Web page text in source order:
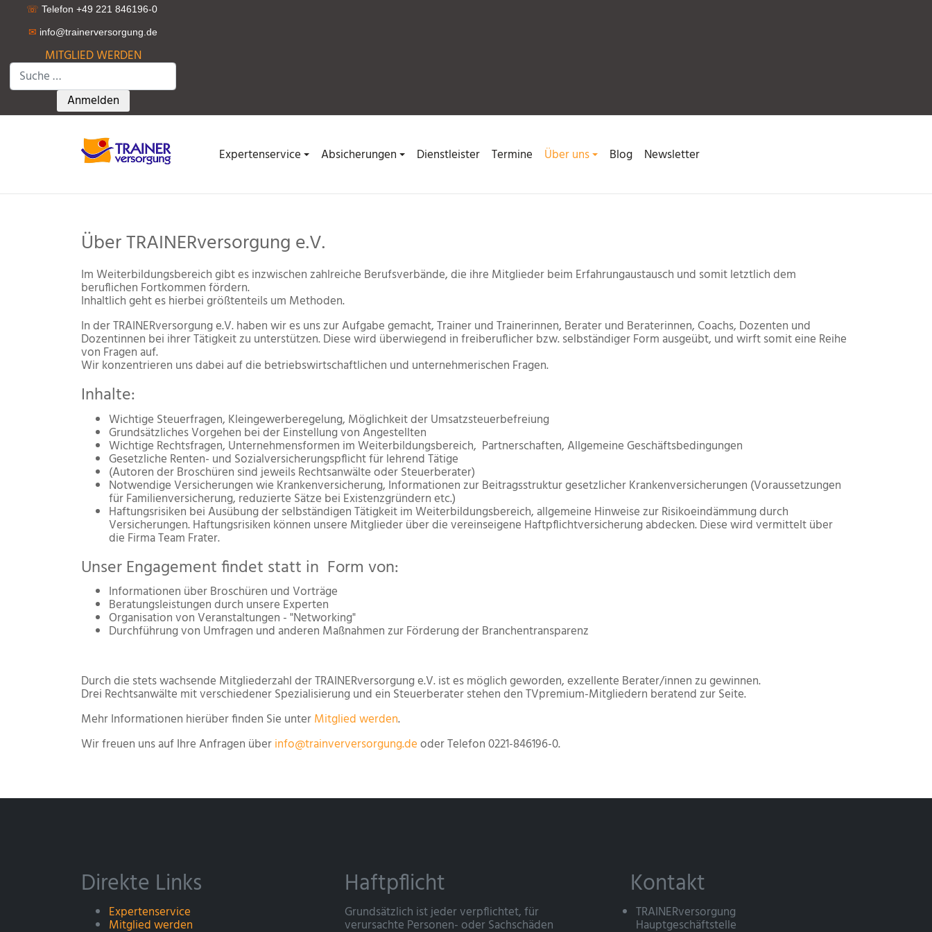
☏ Telefon +49 221 846196-0
✉ info@trainerversorgung.de
MITGLIED WERDEN
Suchen
Type 2 or more characters for results.
Anmelden
Expertenservice Absicherungen Dienstleister Termine Über uns Blog Newsletter
Über TRAINERversorgung e.V.
Im Weiterbildungsbereich gibt es inzwischen zahlreiche Berufsverbände, die ihre Mitglieder beim Erfahrungaustausch und somit letztlich dem
beruflichen Fortkommen fördern.
Inhaltlich geht es hierbei größtenteils um Methoden.
In der TRAINERversorgung e.V. haben wir es uns zur Aufgabe gemacht, Trainer und Trainerinnen, Berater und Beraterinnen, Coachs, Dozenten und
Dozentinnen bei ihrer Tätigkeit zu unterstützen. Diese wird überwiegend in freiberuflicher bzw. selbständiger Form ausgeübt, und wirft somit eine Reihe
von Fragen auf.
Wir konzentrieren uns dabei auf die betriebswirtschaftlichen und unternehmerischen Fragen.
Inhalte:
Wichtige Steuerfragen, Kleingewerberegelung, Möglichkeit der Umsatzsteuerbefreiung
Grundsätzliches Vorgehen bei der Einstellung von Angestellten
Wichtige Rechtsfragen, Unternehmensformen im Weiterbildungsbereich, Partnerschaften, Allgemeine Geschäftsbedingungen
Gesetzliche Renten- und Sozialversicherungspflicht für lehrend Tätige
(Autoren der Broschüren sind jeweils Rechtsanwälte oder Steuerberater)
Notwendige Versicherungen wie Krankenversicherung, Informationen zur Beitragsstruktur gesetzlicher Krankenversicherungen (Voraussetzungen
für Familienversicherung, reduzierte Sätze bei Existenzgründern etc.)
Haftungsrisiken bei Ausübung der selbständigen Tätigkeit im Weiterbildungsbereich, allgemeine Hinweise zur Risikoeindämmung durch
Versicherungen. Haftungsrisiken können unsere Mitglieder über die vereinseigene Haftpflichtversicherung abdecken. Diese wird vermittelt über
die Firma Team Frater.
Unser Engagement findet statt in Form von:
Informationen über Broschüren und Vorträge
Beratungsleistungen durch unsere Experten
Organisation von Veranstaltungen - "Networking"
Durchführung von Umfragen und anderen Maßnahmen zur Förderung der Branchentransparenz
Durch die stets wachsende Mitgliederzahl der TRAINERversorgung e.V. ist es möglich geworden, exzellente Berater/innen zu gewinnen.
Drei Rechtsanwälte mit verschiedener Spezialisierung und ein Steuerberater stehen den TVpremium-Mitgliedern beratend zur Seite.
Mehr Informationen hierüber finden Sie unterMitglied werden.
Wir freuen uns auf Ihre Anfragen überinfo@trainverversorgung.deoder Telefon 0221-846196-0.
Direkte Links
Expertenservice
Mitglied werden
Haftpflicht
Grundsätzlich ist jeder verpflichtet, für
verursachte Personen- oder Sachschäden
Kontakt
TRAINERversorgung
Hauptgeschäftstelle